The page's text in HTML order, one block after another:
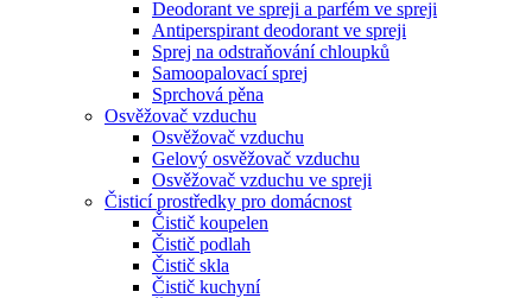
Deodorant ve spreji a parfém ve spreji
Antiperspirant deodorant ve spreji
Sprej na odstraňování chloupků
Samoopalovací sprej
Sprchová pěna
Osvěžovač vzduchu
Osvěžovač vzduchu
Gelový osvěžovač vzduchu
Osvěžovač vzduchu ve spreji
Čisticí prostředky pro domácnost
Čistič koupelen
Čistič podlah
Čistič skla
Čistič kuchyní